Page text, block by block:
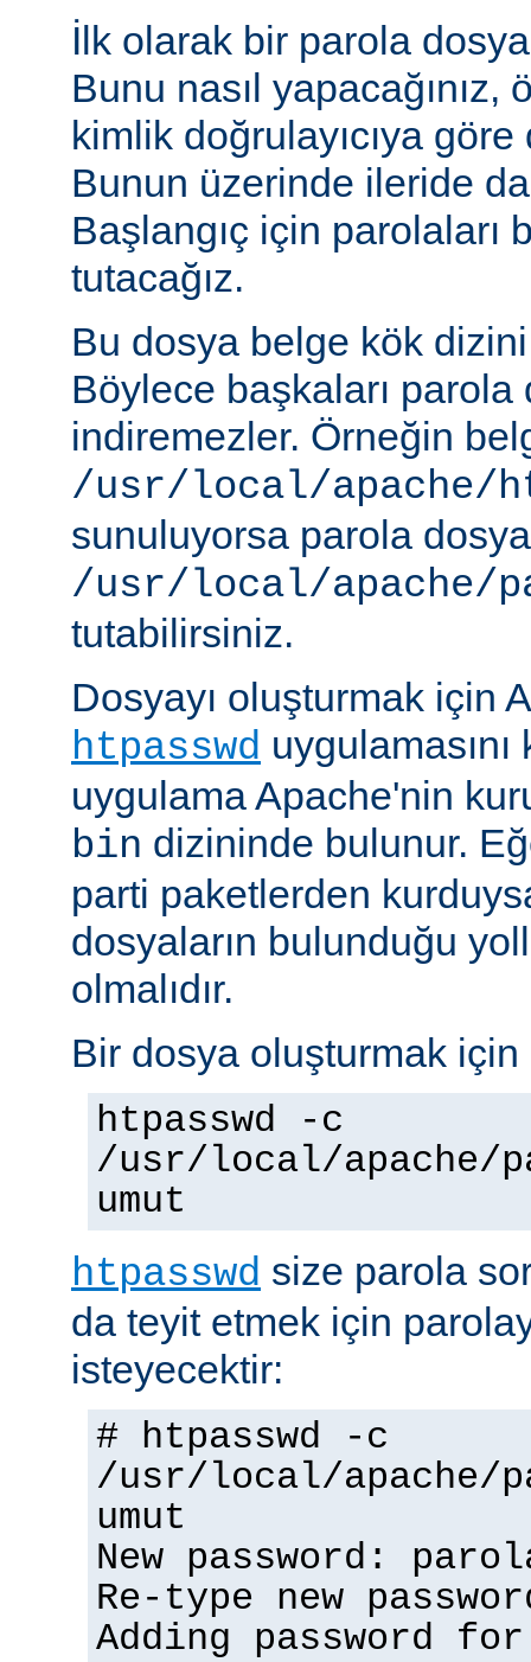
İlk olarak bir parola
Bunu nasıl
kimlik doğrulayıcıya
Bunun üzerinde ileride
Başlangıç için parolaları
tutacağız.
Bu dosya belge kök dizini
Böylece başkaları parola
indiremezler. Örneğin
/usr/local/apache/
sunuluyorsa parola
/usr/local/apache/
tutabilirsiniz.
Dosyayı oluşturmak için
htpasswd
uygulama Apache'nin
bin dizininde bulunur.
parti paketlerden
dosyaların bulunduğu
olmalıdır.
Bir dosya oluşturmak için
htpasswd -c
/usr/local/apache/
umut
htpasswd size parola
da teyit etmek için
isteyecektir:
# htpasswd -c
/usr/local/apache/
umut
New password:
Re-type new
Adding password